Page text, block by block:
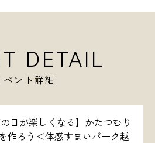
DETAIL
ベント詳細
の日が楽しくなる】かたつむり
作ろう＜体感すまいパーク越